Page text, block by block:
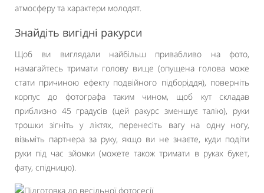
атмосферу та характери молодят.
Знайдіть вигідні ракурси
Щоб ви виглядали найбільш привабливо на фото,
намагайтесь тримати голову вище (опущена голова може
стати причиною ефекту подвійного підборіддя), поверніть
корпус до фотографа таким чином, щоб кут складав
приблизно 45 градусів (цей ракурс зменшує талію), руки
трошки зігніть у ліктях, перенесіть вагу на одну ногу,
візьміть партнера за руку, якщо ви не знаєте, куди подіти
руки під час зйомки (можете також тримати в руках букет,
фату, спідницю).